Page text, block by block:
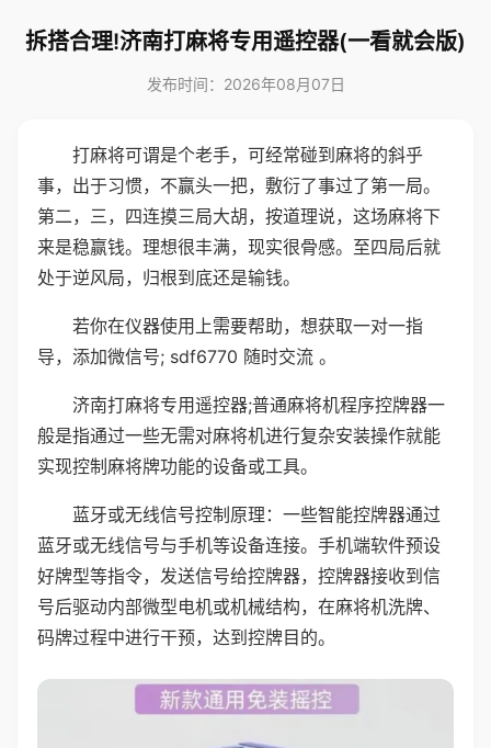
拆搭合理!济南打麻将专用遥控器(一看就会版)
发布时间：2026年08月07日
打麻将可谓是个老手，可经常碰到麻将的斜乎
事，出于习惯，不赢头一把，敷衍了事过了第一局。
第二，三，四连摸三局大胡，按道理说，这场麻将下
来是稳赢钱。理想很丰满，现实很骨感。至四局后就
处于逆风局，归根到底还是输钱。
若你在仪器使用上需要帮助，想获取一对一指
导，添加微信号; sdf6770 随时交流 。
济南打麻将专用遥控器;普通麻将机程序控牌器一
般是指通过一些无需对麻将机进行复杂安装操作就能
实现控制麻将牌功能的设备或工具。
蓝牙或无线信号控制原理：一些智能控牌器通过
蓝牙或无线信号与手机等设备连接。手机端软件预设
好牌型等指令，发送信号给控牌器，控牌器接收到信
号后驱动内部微型电机或机械结构，在麻将机洗牌、
码牌过程中进行干预，达到控牌目的。